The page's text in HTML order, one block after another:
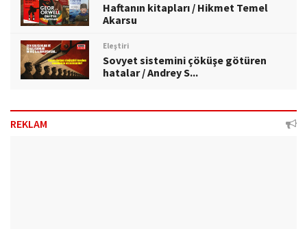
Haftanın kitapları / Hikmet Temel
Akarsu
Eleştiri
Sovyet sistemini çöküşe götüren
hatalar / Andrey S...
REKLAM